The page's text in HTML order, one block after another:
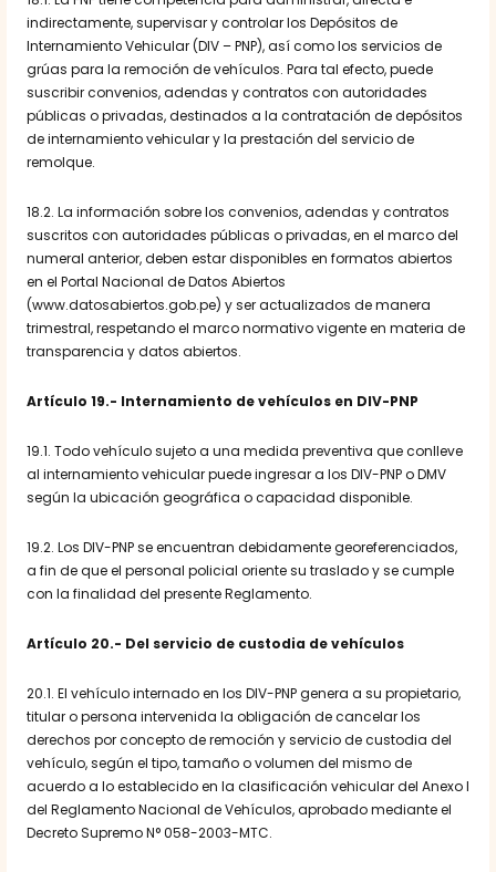
indirectamente, supervisar y controlar los Depósitos de
Internamiento Vehicular (DIV – PNP), así como los servicios de
grúas para la remoción de vehículos. Para tal efecto, puede
suscribir convenios, adendas y contratos con autoridades
públicas o privadas, destinados a la contratación de depósitos
de internamiento vehicular y la prestación del servicio de
remolque.
18.2. La información sobre los convenios, adendas y contratos
suscritos con autoridades públicas o privadas, en el marco del
numeral anterior, deben estar disponibles en formatos abiertos
en el Portal Nacional de Datos Abiertos
(www.datosabiertos.gob.pe) y ser actualizados de manera
trimestral, respetando el marco normativo vigente en materia de
transparencia y datos abiertos.
Artículo 19.- Internamiento de vehículos en DIV-PNP
19.1. Todo vehículo sujeto a una medida preventiva que conlleve
al internamiento vehicular puede ingresar a los DIV-PNP o DMV
según la ubicación geográfica o capacidad disponible.
19.2. Los DIV-PNP se encuentran debidamente georeferenciados,
a fin de que el personal policial oriente su traslado y se cumple
con la finalidad del presente Reglamento.
Artículo 20.- Del servicio de custodia de vehículos
20.1. El vehículo internado en los DIV-PNP genera a su propietario,
titular o persona intervenida la obligación de cancelar los
derechos por concepto de remoción y servicio de custodia del
vehículo, según el tipo, tamaño o volumen del mismo de
acuerdo a lo establecido en la clasificación vehicular del Anexo I
del Reglamento Nacional de Vehículos, aprobado mediante el
Decreto Supremo N° 058-2003-MTC.